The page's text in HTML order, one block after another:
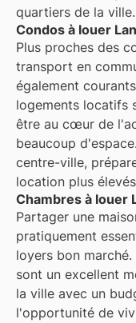
quartiers de la ville.
Condos à louer
Plus proches des
transport en
également
logements locatifs
être au cœur de
beaucoup
centre-ville,
location plus
Chambres à louer
Partager une
pratiquement
loyers bon marché.
sont un excellent
la ville avec un
l'opportunité de